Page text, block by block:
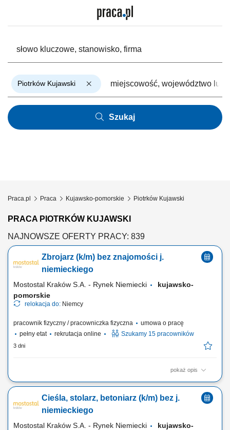
Piotrków Kujawski
Szukaj
Praca.pl Praca Kujawsko-pomorskie Piotrków Kujawski
PRACA PIOTRKÓW KUJAWSKI
NAJNOWSZE OFERTY PRACY: 839
Zbrojarz (k/m) bez znajomości j.
niemieckiego
Mostostal Kraków S.A. - Rynek Niemiecki
kujawsko-
pomorskie
relokacja do: Niemcy
pracownik fizyczny / pracowniczka fizyczna
umowa o pracę
pełny etat
rekrutacja online Szukamy 15 pracowników
3 dni
pokaż opis
Zakres obowiązków Wiązanie zbrojenia cęgami;
Cieśla, stolarz, betoniarz (k/m) bez j.
niemieckiego
Mostostal Kraków S.A. - Rynek Niemiecki
kujawsko-